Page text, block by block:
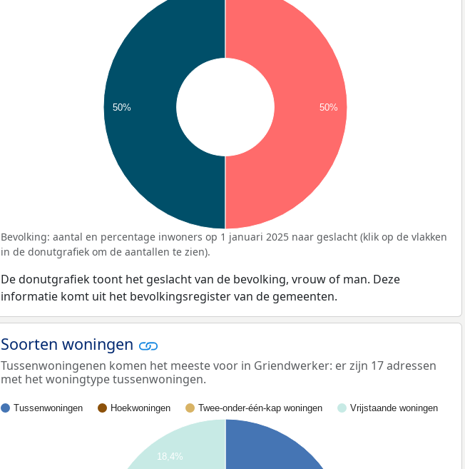
50% 50%
Bevolking: aantal en percentage inwoners op 1 januari 2025 naar geslacht (klik op de vlakken
in de donutgrafiek om de aantallen te zien).
De donutgrafiek toont het geslacht van de bevolking, vrouw of man. Deze
informatie komt uit het bevolkingsregister van de gemeenten.
Soorten woningen
Tussenwoningenen komen het meeste voor in Griendwerker: er zijn 17 adressen
met het woningtype tussenwoningen.
Tussenwoningen Hoekwoningen Twee-onder-één-kap woningen Vrijstaande woningen
18,4%